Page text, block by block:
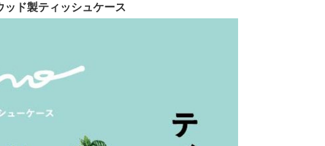
ッド製ティッシュケース